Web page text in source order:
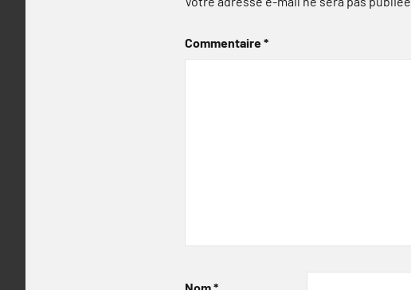
Commentaire*